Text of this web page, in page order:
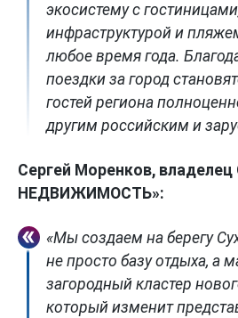
экосистему с
инфраструктурой и
любое время года.
поездки за город
гостей региона
другим российским и
Сергей Моренков,
НЕДВИЖИМОСТЬ»:
«Мы создаем на берегу
не просто базу отдыха, а
загородный кластер
который изменит